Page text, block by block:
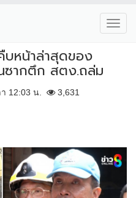
บหน้าล่าสุดของ
ซากตึก สตง.ถล่ม
12:03 น. 3,631